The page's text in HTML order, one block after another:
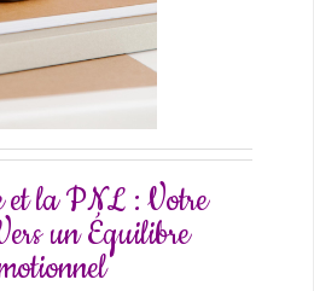
et la PNL : Votre
un Équilibre